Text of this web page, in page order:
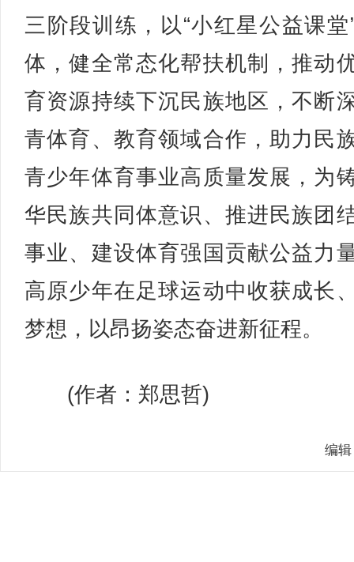
三阶段训练，以“小红星公益课堂
体，健全常态化帮扶机制，推动
育资源持续下沉民族地区，不断
青体育、教育领域合作，助力民
青少年体育事业高质量发展，为
华民族共同体意识、推进民族团
事业、建设体育强国贡献公益力
高原少年在足球运动中收获成长
梦想，以昂扬姿态奋进新征程。
(作者：郑思哲)
编